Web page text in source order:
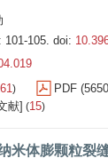
101-105. doi:
) PDF
献] (15)
米体膨颗粒裂